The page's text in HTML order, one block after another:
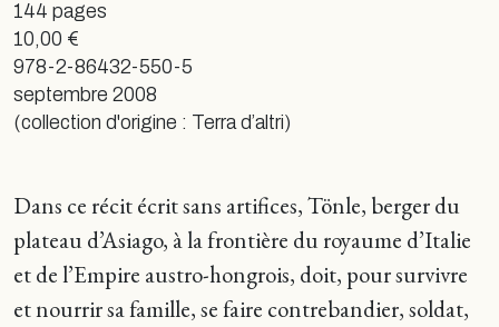
144 pages
10,00 €
978-2-86432-550-5
septembre 2008
(collection d'origine : Terra d’altri)
Dans ce récit écrit sans artifices, Tönle, berger du
plateau d’Asiago, à la frontière du royaume d’Italie
et de l’Empire austro-hongrois, doit, pour survivre
et nourrir sa famille, se faire contrebandier, soldat,